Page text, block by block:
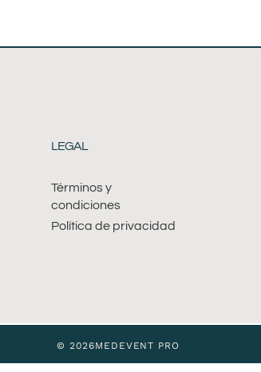
LEGAL
Términos y
condiciones
Política de privacidad
© 2026MEDEVENT PRO